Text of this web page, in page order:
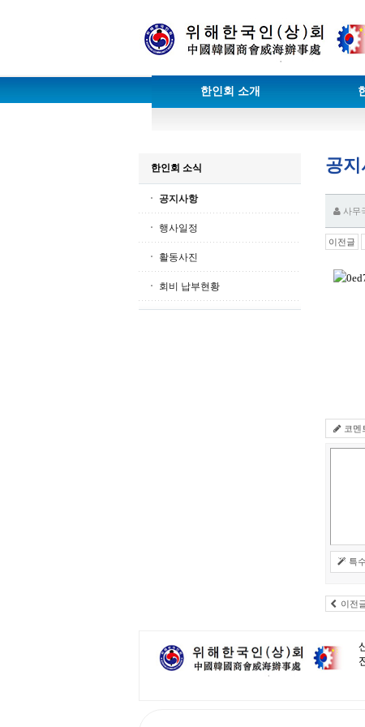
한인회 소개
한인회 소식
공지사항
행사일정
활동사진
회비 납부현황
공
사무
이전글
코멘
특
이전